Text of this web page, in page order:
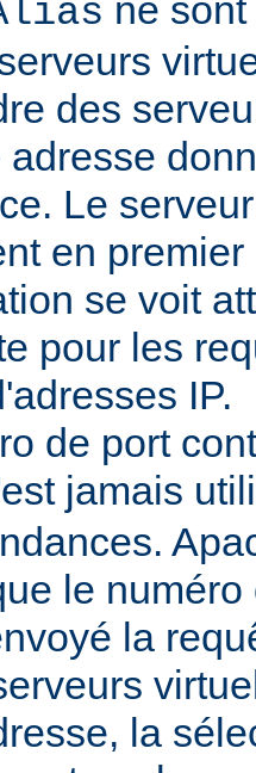
ne
des
adresse
Le
en
se voit
pour les
IP.
de port
jamais
le
la
la